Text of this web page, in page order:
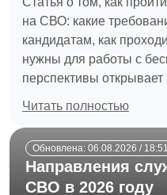
на СВО: какие
кандидатам, как
нужны для работы с
перспективы открывает
Читать полностью
Обновлена: 06.08.2026 / 18:51
Направления
СВО в 2026 году